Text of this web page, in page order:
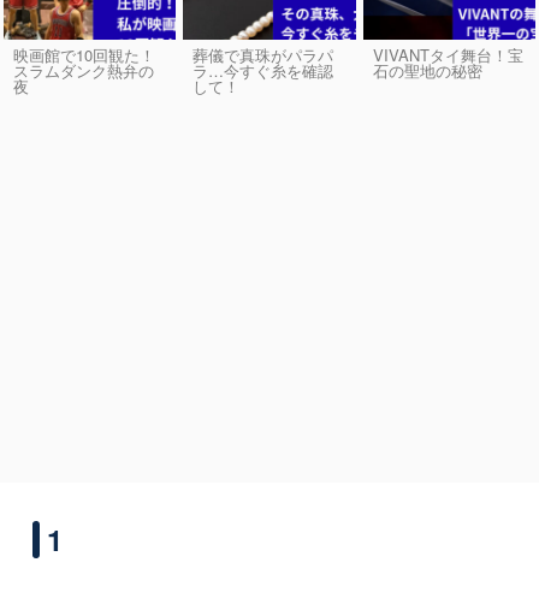
映画館で10回観た！
スラムダンク熱弁の
夜
葬儀で真珠がパラパ
ラ…今すぐ糸を確認
して！
VIVANTタイ舞台！宝
石の聖地の秘密
1